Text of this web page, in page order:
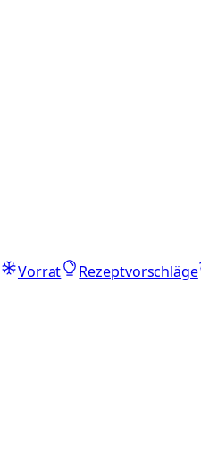
Vorrat Rezeptvorschläge